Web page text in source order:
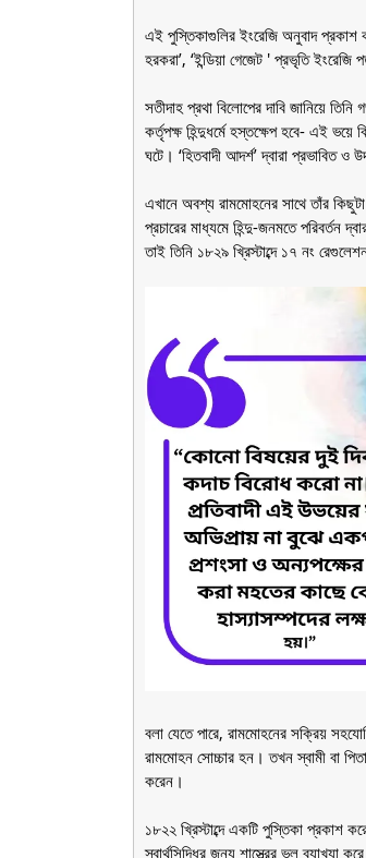
এই পুস্তিকাগুলির ইংরেজি অনুবাদ প্রকাশ
হরকরা’, ‘ইন্ডিয়া গেজেট ' প্রভৃতি
সতীদাহ প্রথা বিলোপের দাবি জানিয়ে
কর্তৃপক্ষ হিন্দুধর্মে হস্তক্ষেপ হবে- এই ভয়ে
ঘটে। ‘হিতবাদী আদর্শ’ দ্বারা প্রভাবিত
এখানে অবশ্য রামমোহনের সাথে তাঁর
প্রচারের মাধ্যমে হিন্দু-জনমতে পরিবর্তন
তাই তিনি ১৮২৯ খ্রিস্টাব্দে ১৭ নং
বলা যেতে পারে, রামমোহনের সক্রিয়
রামমোহন সোচ্চার হন। তখন স্বামী বা
করেন।
১৮২২ খ্রিস্টাব্দে একটি পুস্তিকা প্রকাশ
স্বার্থসিদ্ধির জন্য শাস্ত্রের ভুল ব্যাখ্যা